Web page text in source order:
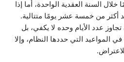
السنة العقدية الواحدة، أما إذا
أكثر من خمسة عشر يومًا متتالية.
عدد الأيام وحده لا يكفي، بل
المواعيد التي حددها النظام، وإلا